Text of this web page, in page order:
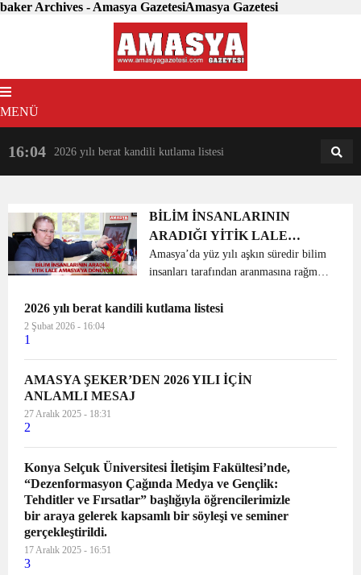
baker Archives - Amasya GazetesiAmasya Gazetesi
MENÜ
16:04 2026 yılı berat kandili kutlama listesi 18:31
BİLİM İNSANLARININ
ARADIĞI YİTİK LALE
AMASYA’YA DÖNÜYOR
Amasya’da yüz yılı aşkın süredir bilim
insanları tarafından aranmasına rağmen
rapor edilen ‘Yitik Lale’nin yapılan bir
2026 yılı berat kandili kutlama listesi
2 Şubat 2026 - 16:04
1
AMASYA ŞEKER’DEN 2026 YILI İÇİN
ANLAMLI MESAJ
27 Aralık 2025 - 18:31
2
Konya Selçuk Üniversitesi İletişim Fakültesi’nde,
“Dezenformasyon Çağında Medya ve Gençlik:
Tehditler ve Fırsatlar” başlığıyla öğrencilerimizle
bir araya gelerek kapsamlı bir söyleşi ve seminer
gerçekleştirildi.
17 Aralık 2025 - 16:51
3